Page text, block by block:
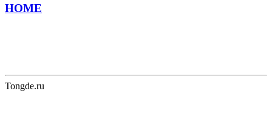
HOME
Tongde.ru